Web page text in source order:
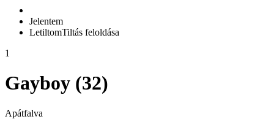
Jelentem
LetiltomTiltás feloldása
1
Gayboy (32)
Apátfalva